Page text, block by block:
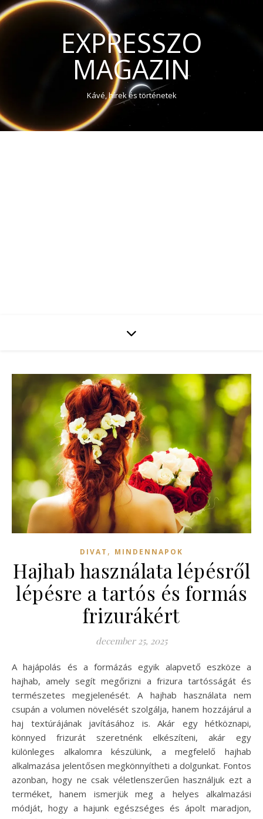
EXPRESSZO
MAGAZIN
Kávé, hírek és történetek
DIVAT , MINDENNAPOK
Hajhab használata lépésről
lépésre a tartós és formás
frizurákért
december 25, 2025
A hajápolás és a formázás egyik alapvető eszköze a
hajhab, amely segít megőrizni a frizura tartósságát és
természetes megjelenését. A hajhab használata nem
csupán a volumen növelését szolgálja, hanem hozzájárul a
haj textúrájának javításához is. Akár egy hétköznapi,
könnyed frizurát szeretnénk elkészíteni, akár egy
különleges alkalomra készülünk, a megfelelő hajhab
alkalmazása jelentősen megkönnyítheti a dolgunkat. Fontos
azonban, hogy ne csak véletlenszerűen használjuk ezt a
terméket, hanem ismerjük meg a helyes alkalmazási
módját, hogy a hajunk egészséges és ápolt maradjon,